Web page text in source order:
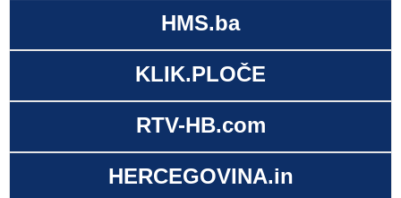
HMS.ba
KLIK.PLOČE
RTV-HB.com
HERCEGOVINA.in